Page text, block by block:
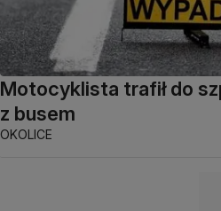
Motocyklista trafił do
z busem
OKOLICE